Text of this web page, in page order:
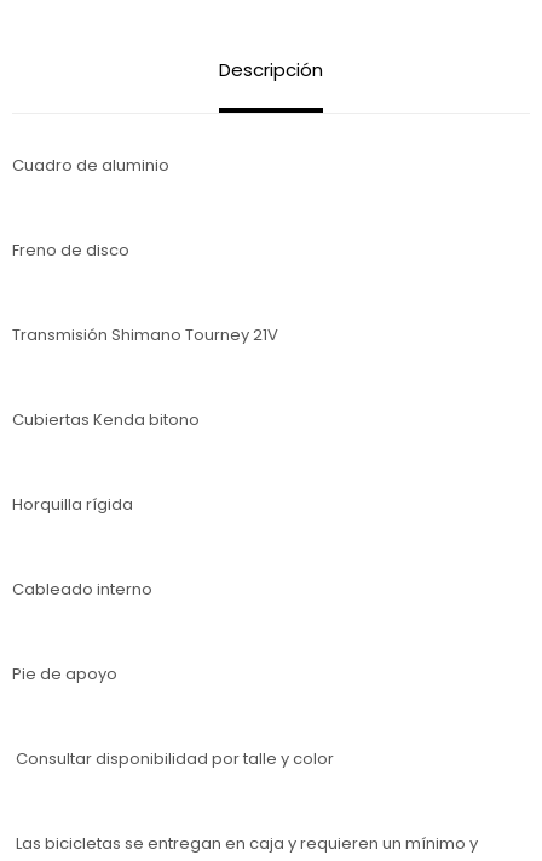
Descripción
Cuadro de aluminio
Freno de disco
Transmisión Shimano Tourney 21V
Cubiertas Kenda bitono
Horquilla rígida
Cableado interno
Pie de apoyo
Consultar disponibilidad por talle y color
Las bicicletas se entregan en caja y requieren un mínimo y